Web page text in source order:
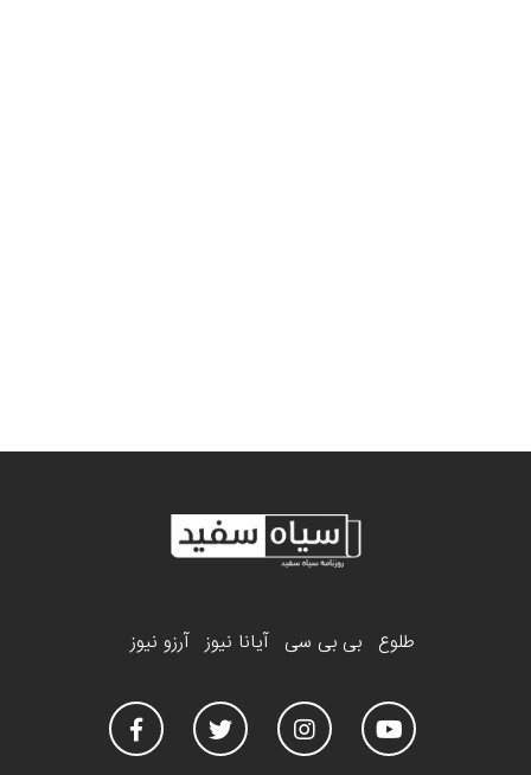
طلوع بی بی سی آیانا نیوز آرزو نیوز